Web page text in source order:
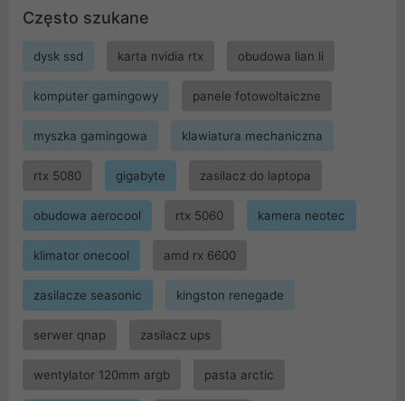
Często szukane
dysk ssd karta nvidia rtx obudowa lian li
komputer gamingowy panele fotowoltaiczne
myszka gamingowa klawiatura mechaniczna
rtx 5080 gigabyte zasilacz do laptopa
obudowa aerocool rtx 5060 kamera neotec
klimator onecool amd rx 6600
zasilacze seasonic kingston renegade
serwer qnap zasilacz ups
wentylator 120mm argb pasta arctic